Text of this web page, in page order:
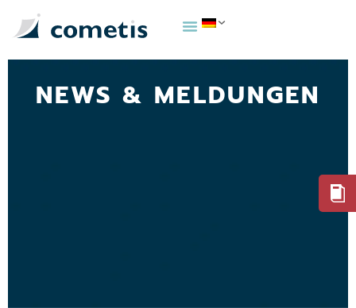
NEWS & MELDUNGEN